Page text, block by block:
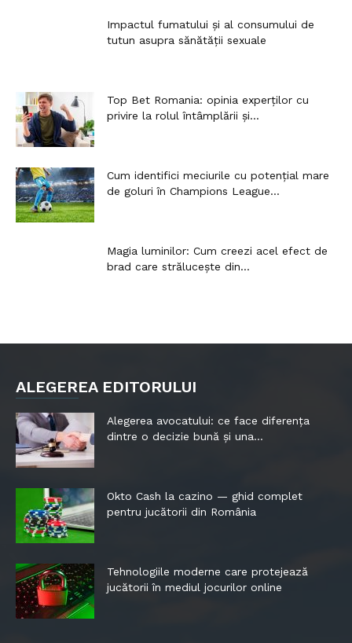
Impactul fumatului și al consumului de
tutun asupra sănătății sexuale
Top Bet Romania: opinia experților cu
privire la rolul întâmplării și...
Cum identifici meciurile cu potențial mare
de goluri în Champions League...
Magia luminilor: Cum creezi acel efect de
brad care strălucește din...
ALEGEREA EDITORULUI
Alegerea avocatului: ce face diferența
dintre o decizie bună și una...
Okto Cash la cazino — ghid complet
pentru jucătorii din România
Tehnologiile moderne care protejează
jucătorii în mediul jocurilor online